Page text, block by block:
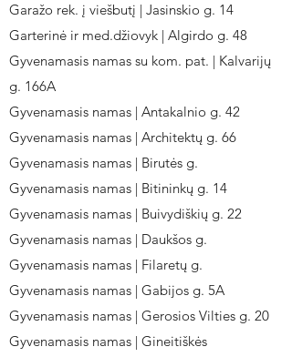
Garažo rek. į viešbutį | Jasinskio g. 14
Garterinė ir med.džiovyk | Algirdo g. 48
Gyvenamasis namas su kom. pat. | Kalvarijų
g. 166A
Gyvenamasis namas | Antakalnio g. 42
Gyvenamasis namas | Architektų g. 66
Gyvenamasis namas | Birutės g.
Gyvenamasis namas | Bitininkų g. 14
Gyvenamasis namas | Buivydiškių g. 22
Gyvenamasis namas | Daukšos g.
Gyvenamasis namas | Filaretų g.
Gyvenamasis namas | Gabijos g. 5A
Gyvenamasis namas | Gerosios Vilties g. 20
Gyvenamasis namas | Gineitiškės